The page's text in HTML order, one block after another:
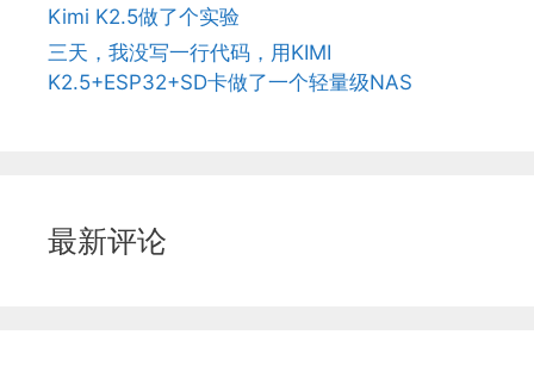
Kimi K2.5做了个实验
三天，我没写一行代码，用KIMI
K2.5+ESP32+SD卡做了一个轻量级NAS
最新评论